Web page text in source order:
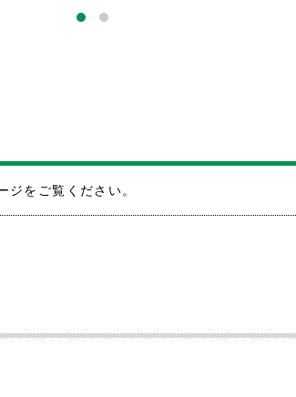
をご覧ください。